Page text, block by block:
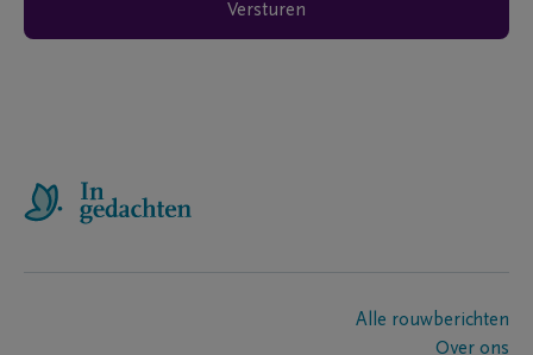
Versturen
Alle rouwberichten
Over ons